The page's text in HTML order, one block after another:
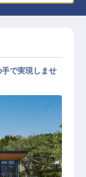
で実現しませ